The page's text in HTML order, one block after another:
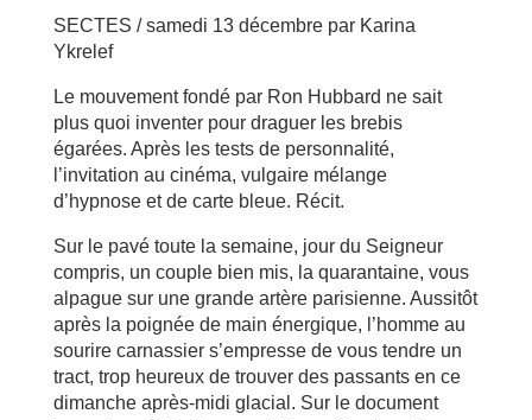
SECTES / samedi 13 décembre par Karina
Ykrelef
Le mouvement fondé par Ron Hubbard ne sait
plus quoi inventer pour draguer les brebis
égarées. Après les tests de personnalité,
l’invitation au cinéma, vulgaire mélange
d’hypnose et de carte bleue. Récit.
Sur le pavé toute la semaine, jour du Seigneur
compris, un couple bien mis, la quarantaine, vous
alpague sur une grande artère parisienne. Aussitôt
après la poignée de main énergique, l’homme au
sourire carnassier s’empresse de vous tendre un
tract, trop heureux de trouver des passants en ce
dimanche après-midi glacial. Sur le document